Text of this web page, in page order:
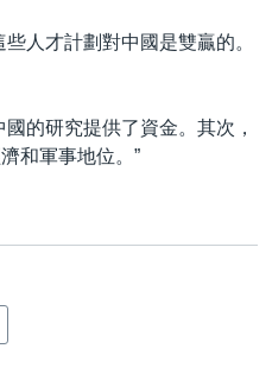
人才計劃對中國是雙贏的。
的研究提供了資金。其次，
和軍事地位。”